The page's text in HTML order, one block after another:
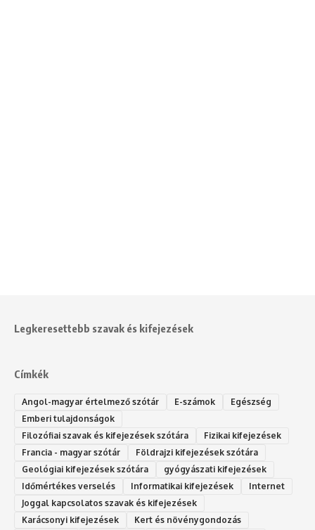
Legkeresettebb szavak és kifejezések
Címkék
Angol-magyar értelmező szótár E-számok
Egészség
Emberi tulajdonságok
Filozófiai szavak és kifejezések szótára
Fizikai kifejezések
Francia - magyar szótár
Földrajzi kifejezések szótára
Geológiai kifejezések szótára
gyógyászati kifejezések
Időmértékes verselés
Informatikai kifejezések
Internet
Joggal kapcsolatos szavak és kifejezések
Karácsonyi kifejezések
Kert és növénygondozás